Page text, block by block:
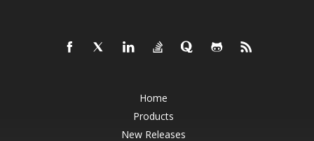
Home
Products
New Releases